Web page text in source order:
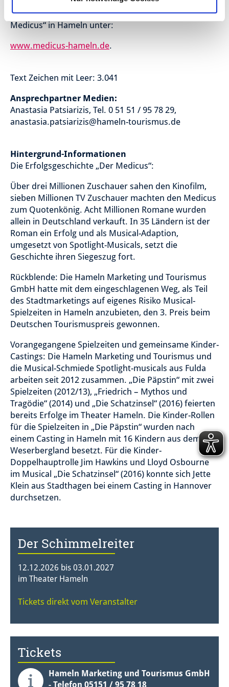
Informationen und Impressionen zum Musical „Der
Medicus“ in Hameln unter:
www.medicus-hameln.de.
Text Zeichen mit Leer: 3.041
Ansprechpartner Medien:
Anastasia Patsiarizis, Tel. 0 51 51 / 95 78 29,
anastasia.patsiarizis@hameln-tourismus.de
Hintergrund-Informationen
Die Erfolgsgeschichte „Der Medicus“:
Über drei Millionen Zuschauer sahen den Kinofilm,
sieben Millionen TV Zuschauer machten den Medicus
zum Quotenkönig. Acht Millionen Romane wurden
allein in Deutschland verkauft. In 35 Ländern ist der
Roman ein Erfolg und als Musical-Adaption,
umgesetzt von Spotlight-Musicals, setzt die
Geschichte ihren Siegeszug fort.
Rückblende: Die Hameln Marketing und Tourismus
GmbH hatte mit dem eingeschlagenen Weg, als Teil
des Stadtmarketings auf eigenes Risiko Musical-
Spielzeiten in Hameln anzubieten, den 3. Preis beim
Deutschen Tourismuspreis gewonnen.
Vorangegangene Spielzeiten und gemeinsame Kinder-
Castings: Die Hameln Marketing und Tourismus und
die Musical-Schmiede Spotlight-musicals aus Fulda
arbeiten seit 2012 zusammen. „Die Päpstin“ mit zwei
Spielzeiten (2012/13), „Friedrich – Mythos und
Tragödie“ (2014) und „Die Schatzinsel“ (2016) feierten
bereits Erfolge im Theater Hameln. Die Kinder-Rollen
für die Spielzeiten in „Die Päpstin“ wurden nach
einem Casting in Hameln mit 16 Kindern aus dem
Weserbergland besetzt. Für die Kinder-
Doppelhauptrolle Jim Hawkins und Lloyd Osbourne
im Musical „Die Schatzinsel“ (2016) konnte sich Jette
Klein aus Stadthagen bei einem Casting in Hannover
durchsetzen.
Der Schimmelreiter
12.12.2026 bis 03.01.2027
im Theater Hameln
Tickets direkt vom Veranstalter
Tickets
Hameln Marketing und Tourismus GmbH
- Telefon 05151 / 95 78 18